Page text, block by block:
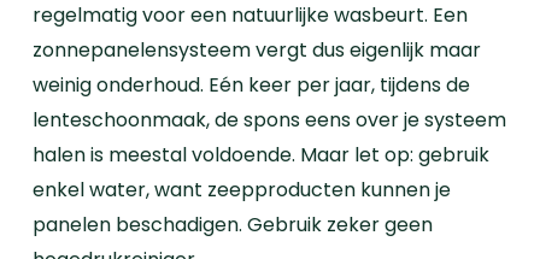
regelmatig voor een natuurlijke wasbeurt. Een
zonnepanelensysteem vergt dus eigenlijk maar
weinig onderhoud. Eén keer per jaar, tijdens de
lenteschoonmaak, de spons eens over je systeem
halen is meestal voldoende. Maar let op: gebruik
enkel water, want zeepproducten kunnen je
panelen beschadigen. Gebruik zeker geen